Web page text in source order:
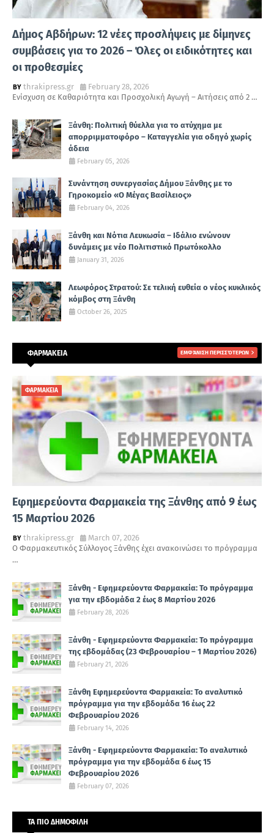
Δήμος Αβδήρων: 12 νέες προσλήψεις με δίμηνες
συμβάσεις για το 2026 – Όλες οι ειδικότητες και
οι προθεσμίες
thrakipress.gr
February 28, 2026
Ενίσχυση σε Καθαριότητα και Προσχολική Αγωγή – Αιτήσεις από 2 …
Ξάνθη: Πολιτική θύελλα για το ατύχημα με
απορριμματοφόρο – Καταγγελία για οδηγό χωρίς
άδεια
February 05, 2026
Συνάντηση συνεργασίας Δήμου Ξάνθης με το
Γηροκομείο «Ο Μέγας Βασίλειος»
February 04, 2026
Ξάνθη και Νότια Λευκωσία – Ιδάλιο ενώνουν
δυνάμεις με νέο Πολιτιστικό Πρωτόκολλο
January 31, 2026
Λεωφόρος Στρατού: Σε τελική ευθεία ο νέος κυκλικός
κόμβος στη Ξάνθη
October 26, 2025
ΦΑΡΜΑΚΕΙΑ ΕΜΦΆΝΙΣΗ ΠΕΡΙΣΣΌΤΕΡΩΝ
ΦΑΡΜΑΚΕΙΑ
Εφημερεύοντα Φαρμακεία της Ξάνθης από 9 έως
15 Μαρτίου 2026
thrakipress.gr
March 07, 2026
Ο Φαρμακευτικός Σύλλογος Ξάνθης έχει ανακοινώσει το πρόγραμμα
…
Ξάνθη - Εφημερεύοντα Φαρμακεία: Το πρόγραμμα
για την εβδομάδα 2 έως 8 Μαρτίου 2026
February 28, 2026
Ξάνθη - Εφημερεύοντα Φαρμακεία: Το πρόγραμμα
της εβδομάδας (23 Φεβρουαρίου – 1 Μαρτίου 2026)
February 21, 2026
Ξάνθη Εφημερεύοντα Φαρμακεία: Το αναλυτικό
πρόγραμμα για την εβδομάδα 16 έως 22
Φεβρουαρίου 2026
February 14, 2026
Ξάνθη - Εφημερεύοντα Φαρμακεία: Το αναλυτικό
πρόγραμμα για την εβδομάδα 6 έως 15
Φεβρουαρίου 2026
February 07, 2026
ΤΑ ΠΙΟ ΔΗΜΟΦΙΛΗ